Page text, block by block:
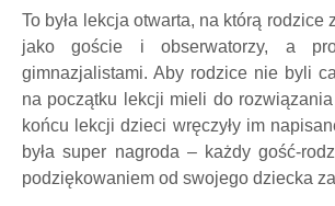
To była lekcja otwarta, na którą rodzice
jako goście i obserwatorzy, a
gimnazjalistami. Aby rodzice nie byli
na początku lekcji mieli do
końcu lekcji dzieci wręczyły im
była super nagroda – każdy gość-
podziękowaniem od swojego dziecka